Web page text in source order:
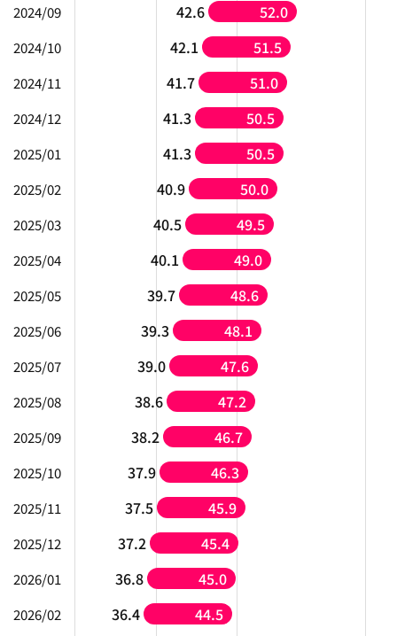
2024/09 42.6 52.0
2024/10 42.1 51.5
2024/11 41.7 51.0
2024/12 41.3 50.5
2025/01 41.3 50.5
2025/02 40.9 50.0
2025/03 40.5 49.5
2025/04 40.1 49.0
2025/05 39.7 48.6
2025/06 39.3 48.1
2025/07 39.0 47.6
2025/08 38.6 47.2
2025/09 38.2 46.7
2025/10 37.9 46.3
2025/11 37.5 45.9
2025/12 37.2 45.4
2026/01 36.8 45.0
2026/02 36.4 44.5